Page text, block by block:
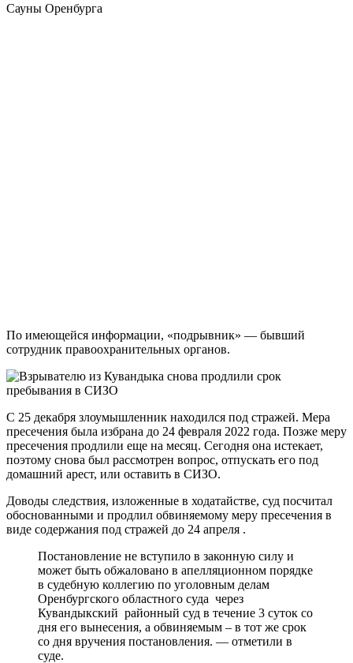
Сауны Оренбурга
По имеющейся информации, «подрывник» — бывший
сотрудник правоохранительных органов.
С 25 декабря злоумышленник находился под стражей. Мера
пресечения была избрана до 24 февраля 2022 года. Позже меру
пресечения продлили еще на месяц. Сегодня она истекает,
поэтому снова был рассмотрен вопрос, отпускать его под
домашний арест, или оставить в СИЗО.
Доводы следствия, изложенные в ходатайстве, суд посчитал
обоснованными и продлил обвиняемому меру пресечения в
виде содержания под стражей до 24 апреля .
Постановление не вступило в законную силу и
может быть обжаловано в апелляционном порядке
в судебную коллегию по уголовным делам
Оренбургского областного суда через
Кувандыкский районный суд в течение 3 суток со
дня его вынесения, а обвиняемым – в тот же срок
со дня вручения постановления. — отметили в
суде.